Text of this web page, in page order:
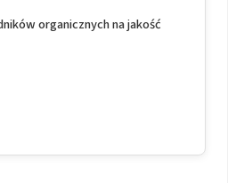
organicznych na jakość